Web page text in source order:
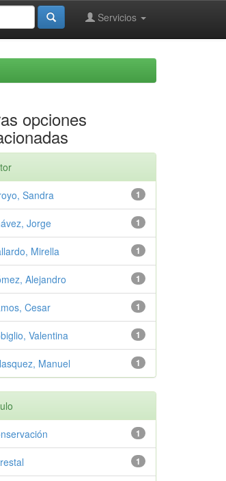
Servicios
opciones
1
Sandra
1
Jorge
1
Mirella
1
Alejandro
1
Cesar
1
Valentina
1
Manuel
1
1